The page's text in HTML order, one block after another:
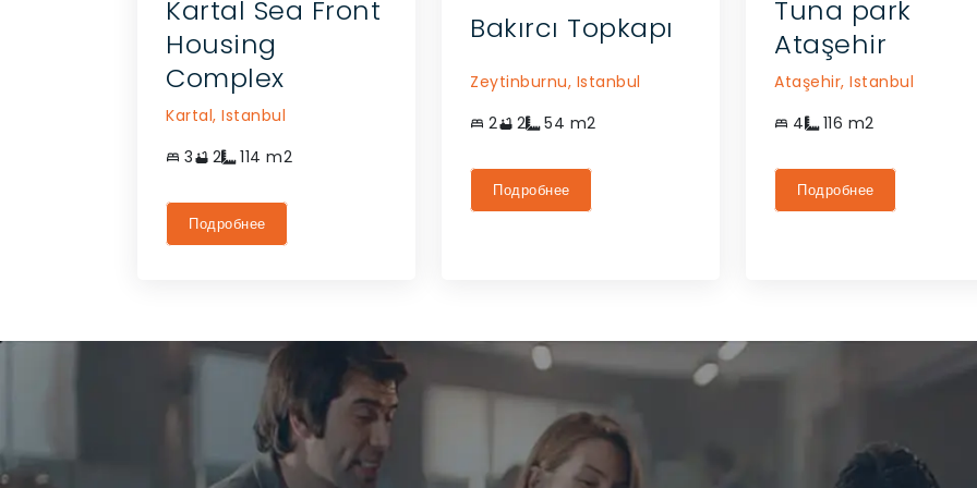
Kartal Sea Front
Housing
Complex
Kartal, Istanbul
3
2 114 m2
Подробнее
Bakırcı Topkapı
Zeytinburnu, Istanbul
2
2 54 m2
Подробнее
Tuna park
Ataşehir
Ataşehir, Istanbul
4
116 m2
Подробнее